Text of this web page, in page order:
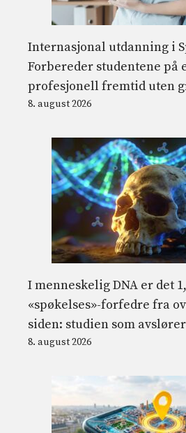
Internasjonal utdanning i
Forbereder studentene på
profesjonell fremtid uten
8. august 2026
I menneskelig DNA er det
«spøkelses»-forfedre fra
siden: studien som
8. august 2026